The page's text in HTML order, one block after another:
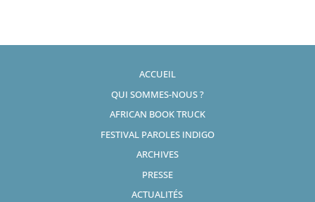
ACCUEIL
QUI SOMMES-NOUS ?
AFRICAN BOOK TRUCK
FESTIVAL PAROLES INDIGO
ARCHIVES
PRESSE
ACTUALITÉS